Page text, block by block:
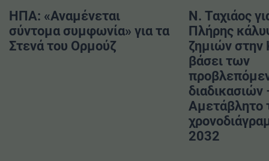
ΗΠΑ: «Αναμένεται
σύντομα συμφωνία» για τα
Στενά του Ορμούζ
Ν. Ταχιάος
Πλήρης
ζημιών στην
βάσει των
διαδικασιών
Αμετάβλητο
2032